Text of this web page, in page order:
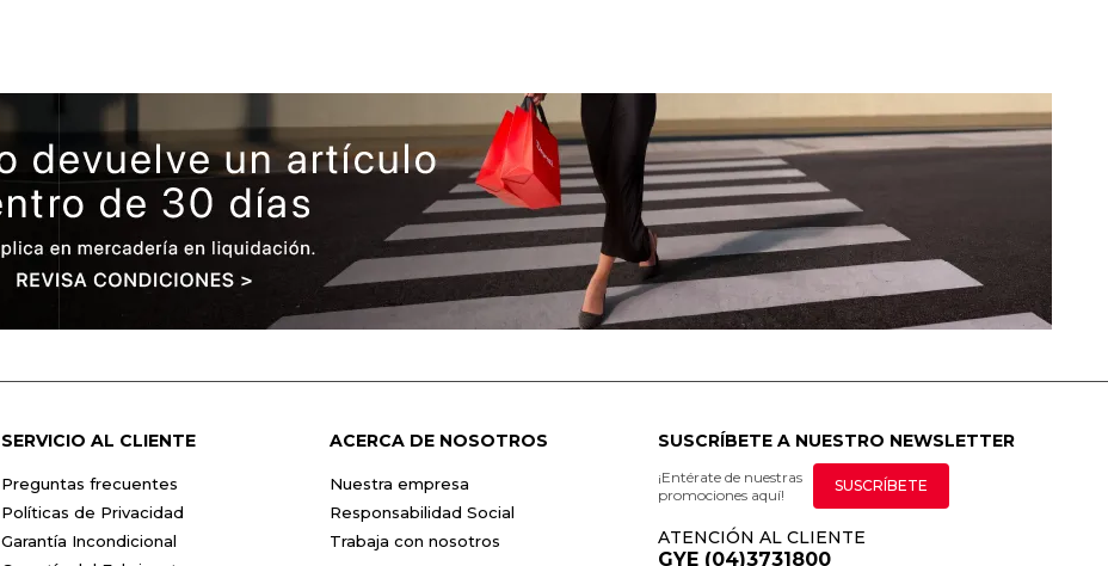
SERVICIO AL CLIENTE
Preguntas frecuentes
Políticas de Privacidad
Garantía Incondicional
ACERCA DE NOSOTROS
Nuestra empresa
Responsabilidad Social
Trabaja con nosotros
SUSCRÍBETE A NUESTRO NEWSLETTER
¡Entérate de nuestras
promociones aquí!
SUSCRÍBETE
ATENCIÓN AL CLIENTE
GYE (04)3731800